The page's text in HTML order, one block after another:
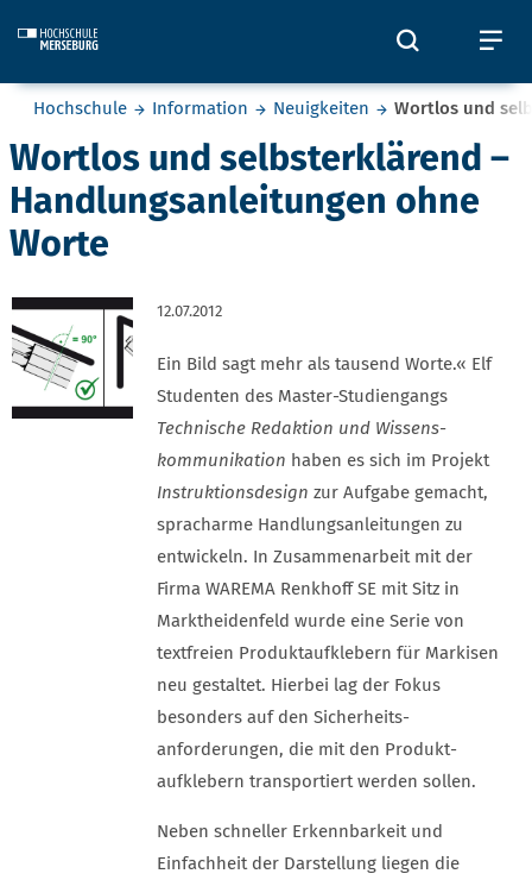
Öffnet
Sie befinden sich hier:
Hochschule Information Neuigkeiten Wortlos und
Wortlos und selbsterklärend –
Handlungsanleitungen ohne
Worte
12.07.2012
Ein Bild sagt mehr als tausend Worte.« Elf
Studenten des Master-Studiengangs
Technische Redaktion und Wissens­
kommunikation haben es sich im Projekt
Instruktions­design zur Aufgabe gemacht,
sprach­arme Handlungs­anleitungen zu
entwickeln. In Zusammen­arbeit mit der
Firma WAREMA Renkhoff SE mit Sitz in
Markt­heidenfeld wurde eine Serie von
textfreien Produkt­aufklebern für Markisen
neu gestaltet. Hierbei lag der Fokus
besonders auf den Sicherheits­
anforderungen, die mit den Produkt­
aufklebern transportiert werden sollen.
Neben schneller Erkennbarkeit und
Einfachheit der Darstellung liegen die